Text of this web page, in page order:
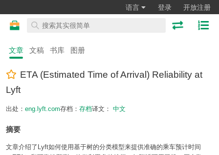
语言 登录 开放注册
文章 文稿 书库 图册
ETA (Estimated Time of Arrival) Reliability at
Lyft
出处： eng.lyft.com存档： 存档译文： 中文
摘要
文章介绍了Lyft如何使用基于树的分类模型来提供准确的乘车预计时间